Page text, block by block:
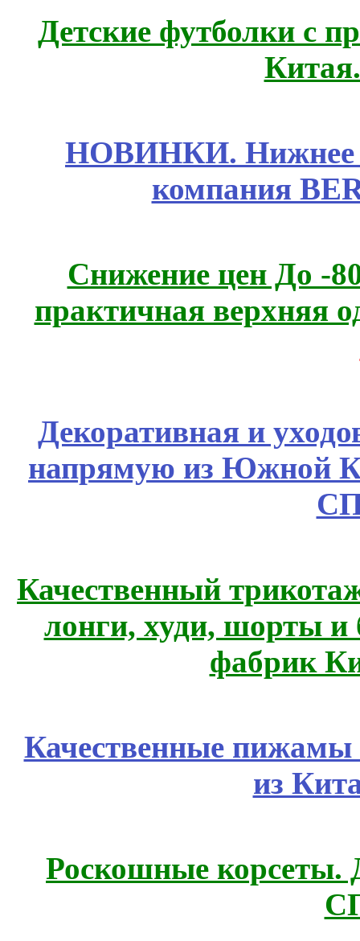
Детские футболки с
НОВИНКИ. Нижнее
компания
Снижение цен До -
практичная верхняя
Декоративная и
напрямую из
Качественный
лонги, худи, шорты
фабрик
Качественные пижамы
из
Роскошные корсеты.